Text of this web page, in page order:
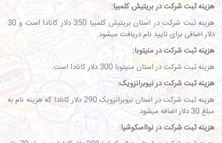
هزینه ثبت شرکت در بریتیش کلمبیا:
هزینه ثبت شرکت در استان بریتیش کلمبیا 350 دلار کانادا است و 30
دلار اضافی برای تایید نام دریافت میشود.
هزینه ثبت شرکت در منیتوبا:
هزینه ثبت شرکت در استان منیتوبا 300 دلار کانادا است.
هزینه ثبت شرکت در نیوبرانزویک:
هزینه ثبت شرکت در استان نیوبرانزویک 290 دلار کانادا که هزینه نام به
مبلغ 30 دلار اضافه میشود.
هزینه ثبت شرکت در نوا‌اسکوشیا: